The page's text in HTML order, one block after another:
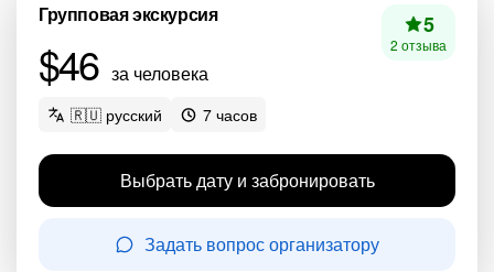
Групповая экскурсия
$46 за человека
5
2 отзыва
🇷🇺 русский 7 часов
Выбрать дату и забронировать
Задать вопрос организатору